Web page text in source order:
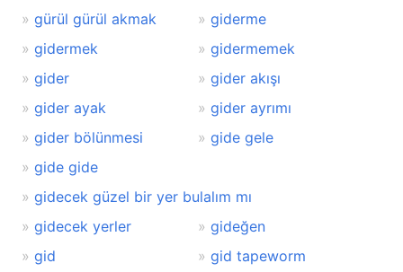
gürül gürül akmak
giderme
gidermek
gidermemek
gider
gider akışı
gider ayak
gider ayrımı
gider bölünmesi
gide gele
gide gide
gidecek güzel bir yer bulalım mı
gidecek yerler
gideğen
gid
gid tapeworm